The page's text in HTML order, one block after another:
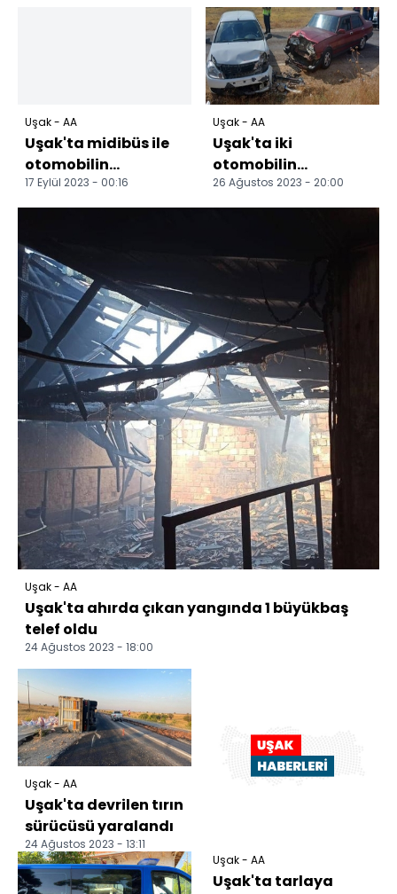
Uşak - AA
Uşak'ta midibüs ile
otomobilin
çarpışması sonucu
13 kişi yaralandı
17 Eylül 2023 - 00:16
Uşak - AA
Uşak'ta iki
otomobilin
çarpıştığı kazada 3
kişi yaralandı
26 Ağustos 2023 - 20:00
Uşak - AA
Uşak'ta ahırda çıkan yangında 1 büyükbaş
telef oldu
24 Ağustos 2023 - 18:00
Uşak - AA
Uşak'ta devrilen tırın
sürücüsü yaralandı
24 Ağustos 2023 - 13:11
Uşak - AA
Uşak'ta tarlaya